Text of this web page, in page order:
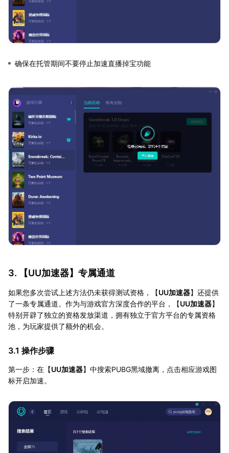
确保在托管期间不要停止加速直播掉宝功能
3. 【UU加速器】专属通道
如果您多次尝试上述方法仍未获得测试资格，【UU加速器】还提供
了一条专属通道。作为与游戏官方深度合作的平台，【UU加速器】
特别开辟了独立的资格发放渠道，拥有独立于官方平台的专属资格
池，为玩家提供了额外的机会。
3.1 操作步骤
第一步：在【UU加速器】中搜索PUBG黑域撤离，点击相应游戏图
标开启加速。